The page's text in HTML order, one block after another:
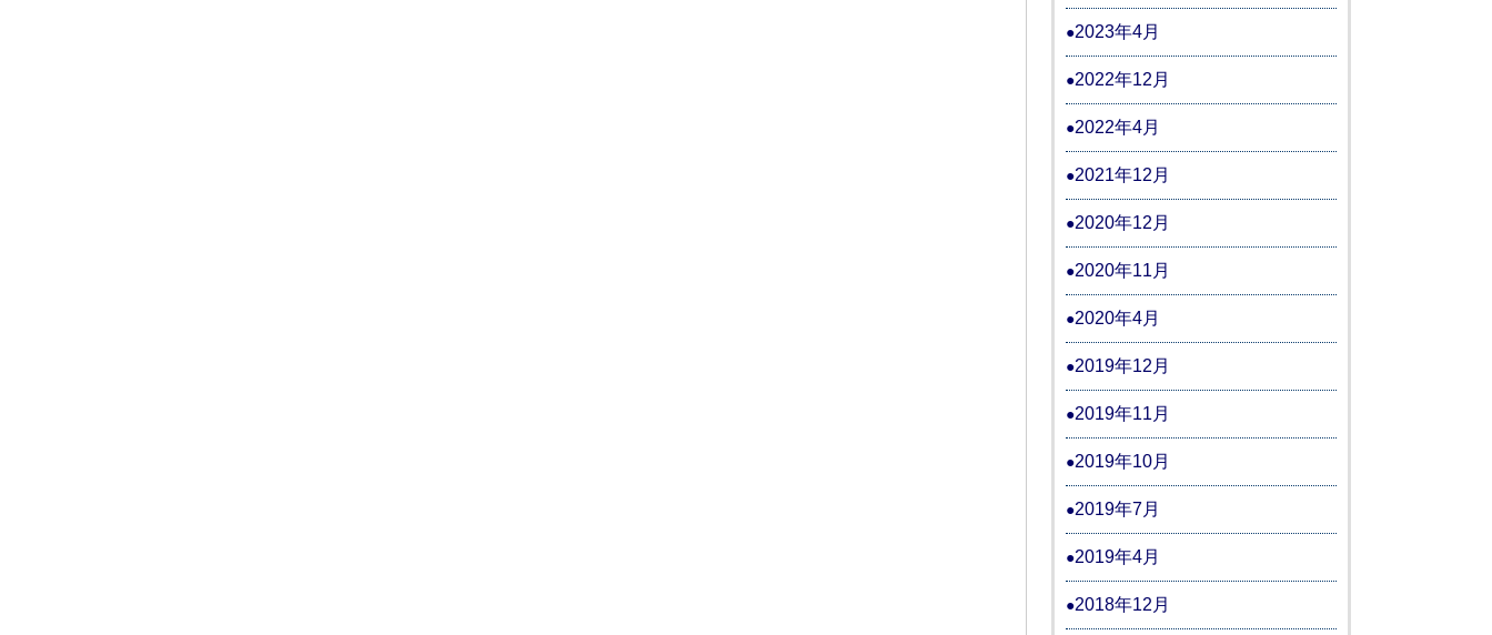
2023年4月
2022年12月
2022年4月
2021年12月
2020年12月
2020年11月
2020年4月
2019年12月
2019年11月
2019年10月
2019年7月
2019年4月
2018年12月